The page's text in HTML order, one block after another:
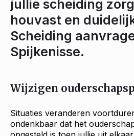
jullie scheiding
houvast en
Scheiding
Spijkenisse.
Wijzigen
Situaties veranderen
ondenkbaar dat het